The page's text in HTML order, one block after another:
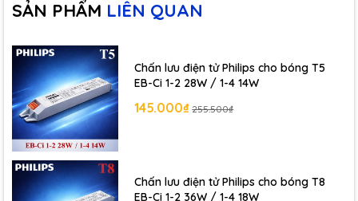
Chiếu sángvăn phòng, trường học, bệnh viện
Cửa hàng, siêu thị, nhà xưởng
Hệ thống đèn tuýp T8 truyền thống
📝 Lưu ý khi sử dụng
SẢN PHẨM LIÊN QUAN
Chấn lưu điện tử Philips cho bóng T5
EB-Ci 1-2 28W / 1-4 14W
145.000₫ 255.500₫
Chấn lưu điện tử Philips cho bóng T8
EB-Ci 1-2 36W / 1-4 18W